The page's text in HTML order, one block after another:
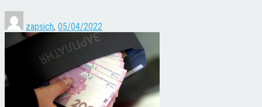
zapsich, 05/04/2022